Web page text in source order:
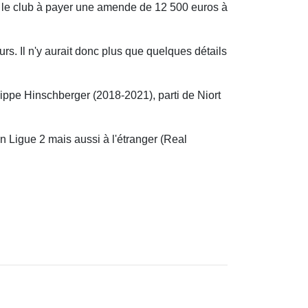
club à payer une amende de 12 500 euros à
Il n'y aurait donc plus que quelques détails
Hinschberger (2018-2021), parti de Niort
Ligue 2 mais aussi à l'étranger (Real